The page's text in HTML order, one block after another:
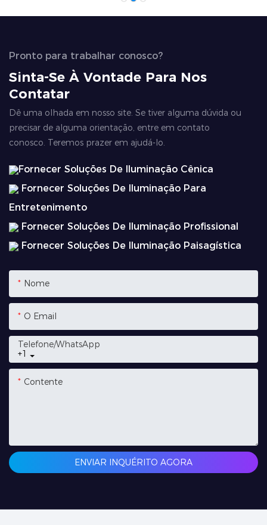
Pronto para trabalhar conosco?
Sinta-Se À Vontade Para Nos
Contatar
Dê uma olhada em nosso site. Se tiver alguma dúvida ou
precisar de alguma orientação, entre em contato
conosco. Teremos prazer em ajudá-lo.
Fornecer Soluções De Iluminação Cênica
Fornecer Soluções De Iluminação Para
Entretenimento
Fornecer Soluções De Iluminação Profissional
Fornecer Soluções De Iluminação Paisagística
Nome
O Email
+1
Telefone/whatsApp
Contente
ENVIAR INQUÉRITO AGORA